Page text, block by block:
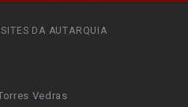
DA AUTARQUIA
Vedras